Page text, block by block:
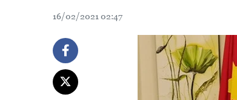
16/02/2021 02:47